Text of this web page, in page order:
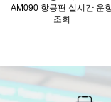
AM090 항공편 실시간 운
조회